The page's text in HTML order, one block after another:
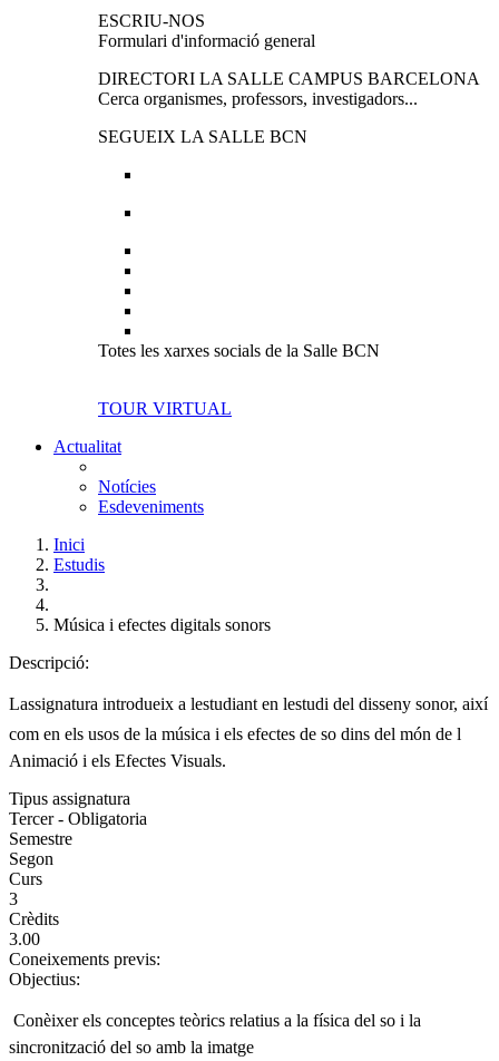
ESCRIU-NOS
Formulari d'informació general
DIRECTORI LA SALLE CAMPUS BARCELONA
Cerca organismes, professors, investigadors...
SEGUEIX LA SALLE BCN
Totes les xarxes socials de la Salle BCN
TOUR VIRTUAL
Actualitat
Notícies
Esdeveniments
Inici
Estudis
Música i efectes digitals sonors
Descripció:
Lassignatura introdueix a lestudiant en lestudi del disseny sonor, així
com en els usos de la música i els efectes de so dins del món de l
Animació i els Efectes Visuals.
Tipus assignatura
Tercer - Obligatoria
Semestre
Segon
Curs
3
Crèdits
3.00
Coneixements previs:
Objectius:
 Conèixer els conceptes teòrics relatius a la física del so i la
sincronització del so amb la imatge